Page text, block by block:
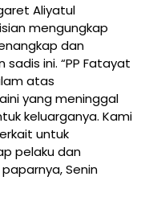
Aliyatul
mengungkap
dan
ini. “PP Fatayat
atas
yang meninggal
keluarganya. Kami
untuk
pelaku dan
Senin